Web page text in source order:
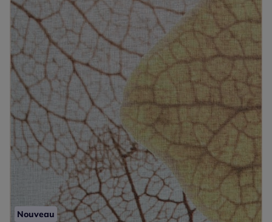
Nouveau